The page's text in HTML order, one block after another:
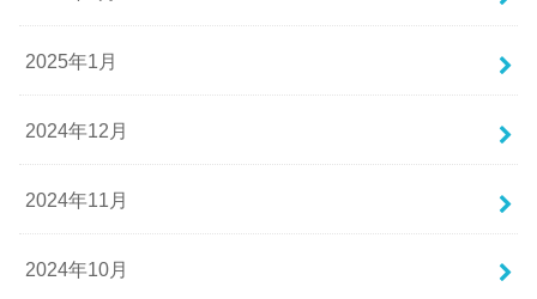
2025年1月
2024年12月
2024年11月
2024年10月